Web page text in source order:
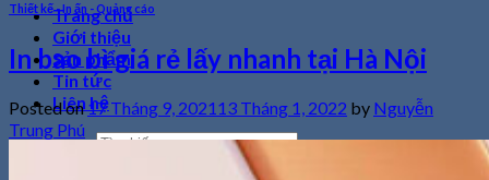
Trang chủ
Giới thiệu
Sản phẩm
Tin tức
Liên hệ
Tìm
Thiết kế - In ấn - Quảng cáo
In bao bì giá rẻ lấy nhanh tại Hà Nội
Posted on17 Tháng 9, 2021 13 Tháng 1, 2022 by Nguyễn
Trung Phú